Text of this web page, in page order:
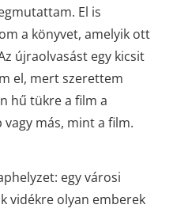
El is
a könyvet, amelyik ott
újraolvasást egy kicsit
el, mert szerettem
hű tükre a film a
más, mint a film.
egy városi
vidékre olyan emberek